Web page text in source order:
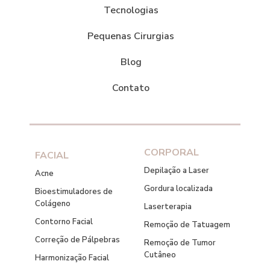
Tecnologias
Pequenas Cirurgias
Blog
Contato
FACIAL
Acne
Bioestimuladores de
Colágeno
Contorno Facial
Correção de Pálpebras
Harmonização Facial
CORPORAL
Depilação a Laser
Gordura localizada
Laserterapia
Remoção de Tatuagem
Remoção de Tumor
Cutâneo